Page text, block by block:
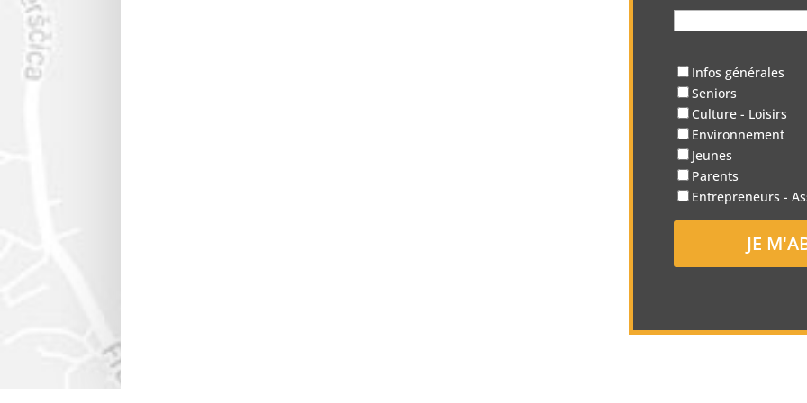
Infos générales
Seniors
Culture - Loisirs
Environnement
Jeunes
Parents
Entrepreneurs -